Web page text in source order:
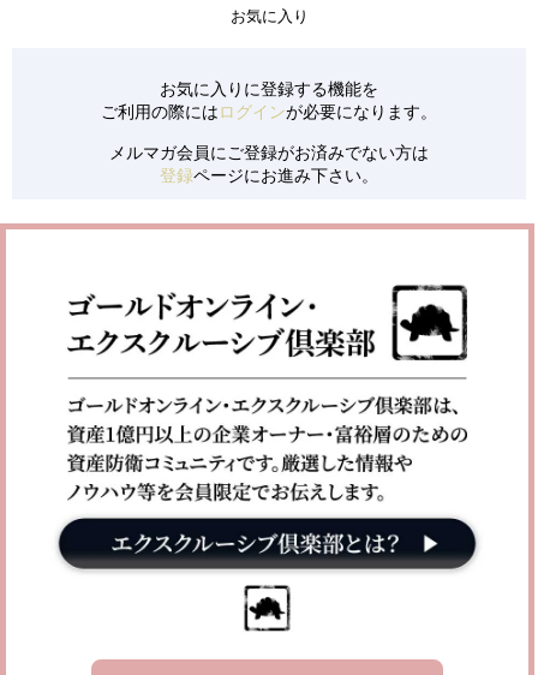
お気に入り
お気に入りに登録する機能を
ご利用の際にはログインが必要になります。
メルマガ会員にご登録がお済みでない方は
登録ページにお進み下さい。